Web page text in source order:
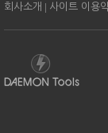
회사소개 | 사이트 이용